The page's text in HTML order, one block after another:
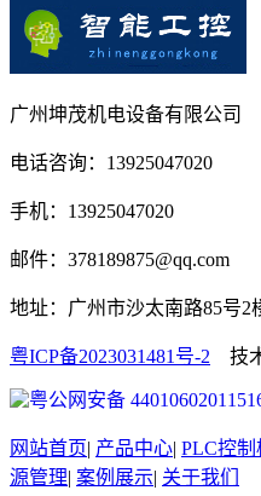
广州坤茂机电设备有限公司
电话咨询：13925047020
手机：13925047020
邮件：378189875@qq.com
地址：广州市沙太南路85号2
粤ICP备2023031481号-2 技
粤公网安备
网站首页| 产品中心| PLC控制
源管理| 案例展示| 关于我们